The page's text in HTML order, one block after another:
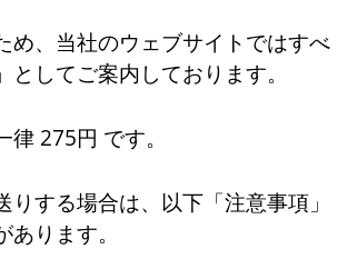
め、当社のウェブサイトではすべ
としてご案内しております。
275円 です。
りする場合は、以下「注意事項」
ります。